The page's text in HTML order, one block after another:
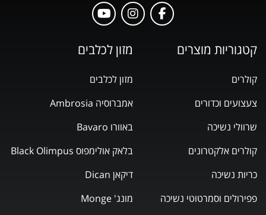
מזון לכלבים
מזון לכלבים
אמברוסיה Ambrosia
באוורו Bavaro
בלאק אולימפוס Black Olimpus
דיקאן Dican
מונג' Monge
קטגוריות מוצרים
קולרים
צעצועים וכדורים
שרוולי נשיכה
קולרים אלקטרונים
כריות נשיכה
פפירולים וסמרטוטי נשיכה